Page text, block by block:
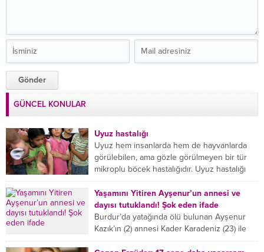
GÜNCEL KONULAR
Uyuz hastalığı
Uyuz hem insanlarda hem de hayvanlarda
görülebilen, ama gözle görülmeyen bir tür
mikroplu böcek hastalığıdır. Uyuz hastalığı
(Urticaria), deride veya...
Yaşamını Yitiren Ayşenur’un annesi ve
dayısı tutuklandı! Şok eden ifade
Burdur’da yatağında ölü bulunan Ayşenur
Kazık’ın (2) annesi Kader Karadeniz (23) ile
dayısı Hızır Tunç Çetinkaya (19) tutuklandı.